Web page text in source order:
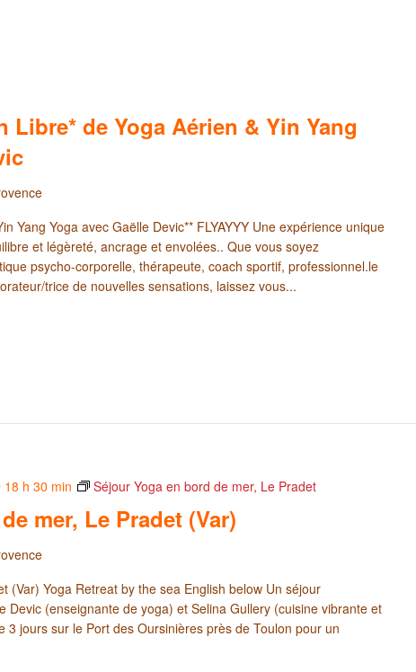
Libre* de Yoga Aérien & Yin Yang
Yang Yoga avec Gaëlle Devic** FLYAYYY Une expérience unique
et légèreté, ancrage et envolées.. Que vous soyez
psycho-corporelle, thérapeute, coach sportif, professionnel.le
trice de nouvelles sensations, laissez vous...
mer, Le Pradet (Var)
h 30 min Séjour Yoga en bord de mer, Le Pradet
(Var) Yoga Retreat by the sea English below Un séjour
Devic (enseignante de yoga) et Selina Gullery (cuisine vibrante et
3 jours sur le Port des Oursinières près de Toulon pour un